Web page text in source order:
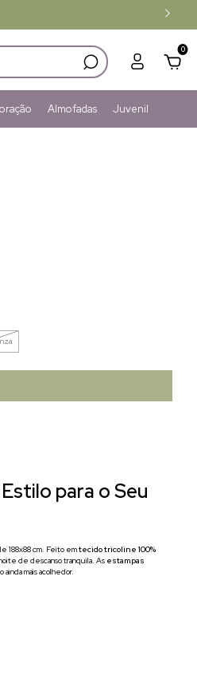
0
Almofadas Juvenil
para o Seu
188x88 cm. Feito emtecido tricoline 100%
de descanso tranquila. As estampas
mais acolhedor.